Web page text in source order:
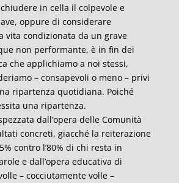
in cella il colpevole e
oppure di considerare
vita condizionata da un grave
non performante, è in fin dei
che applichiamo a noi stessi,
– consapevoli o meno – privi
ripartenza quotidiana. Poiché
una ripartenza.
dall’opera delle Comunità
concreti, giacché la reiterazione
contro l’80% di chi resta in
e dall’opera educativa di
– cocciutamente volle –